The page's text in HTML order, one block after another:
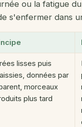
ou la fatigue
s'enfermer dans
lisses puis
données par
morceaux
plus tard